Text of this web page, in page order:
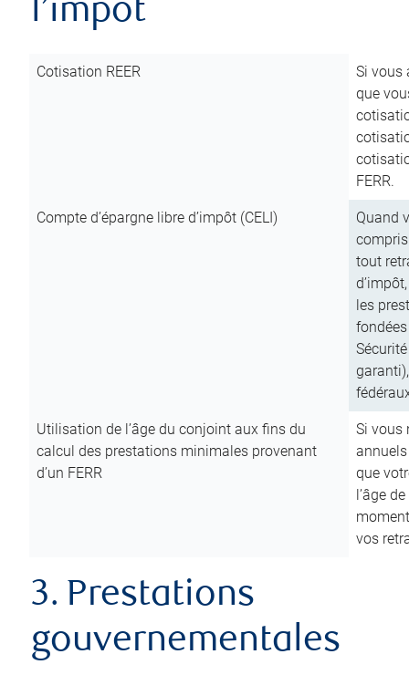
l’impôt
Cotisation REER
Si vous
que
FERR.
Compte d’épargne libre d’impôt (CELI)
Quand
tout
les
Utilisation de l’âge du conjoint aux fins du
calcul des prestations minimales provenant
d’un FERR
Si vous
que
l’âge
vos
3. Prestations
gouvernementales